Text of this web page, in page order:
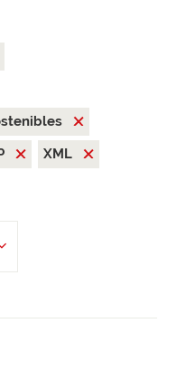
XML